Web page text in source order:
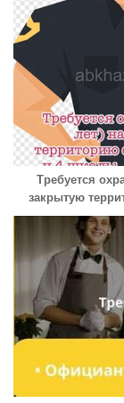
Требуется
закрытую